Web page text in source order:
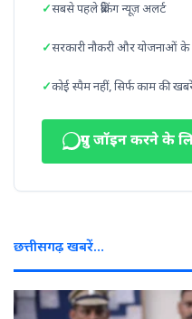
सबसे पहले ब्रेकिंग न्यूज़ अलर्ट
सरकारी नौकरी और योजनाओं
कोई स्पैम नहीं, सिर्फ काम की
ग्रुप जॉइन करने के
छत्तीसगढ़ खबरें…